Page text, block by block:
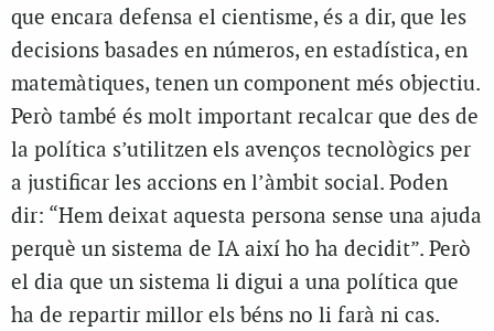
que encara defensa el cientisme, és a dir, que les
decisions basades en números, en estadística, en
matemàtiques, tenen un component més objectiu.
Però també és molt important recalcar que des de
la política s’utilitzen els avenços tecnològics per
a justificar les accions en l’àmbit social. Poden
dir: “Hem deixat aquesta persona sense una ajuda
perquè un sistema de IA així ho ha decidit”. Però
el dia que un sistema li digui a una política que
ha de repartir millor els béns no li farà ni cas.